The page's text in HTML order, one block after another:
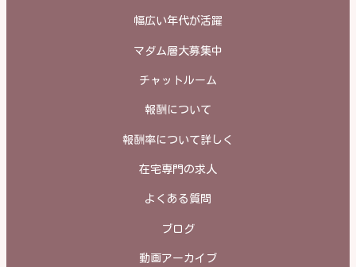
幅広い年代が活躍
マダム層大募集中
チャットルーム
報酬について
報酬率について詳しく
在宅専門の求人
よくある質問
ブログ
動画アーカイブ